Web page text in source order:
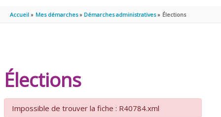
PRINCIPAL
Accueil Mes démarches Démarches administratives Élections
Élections
Impossible de trouver la fiche : R40784.xml